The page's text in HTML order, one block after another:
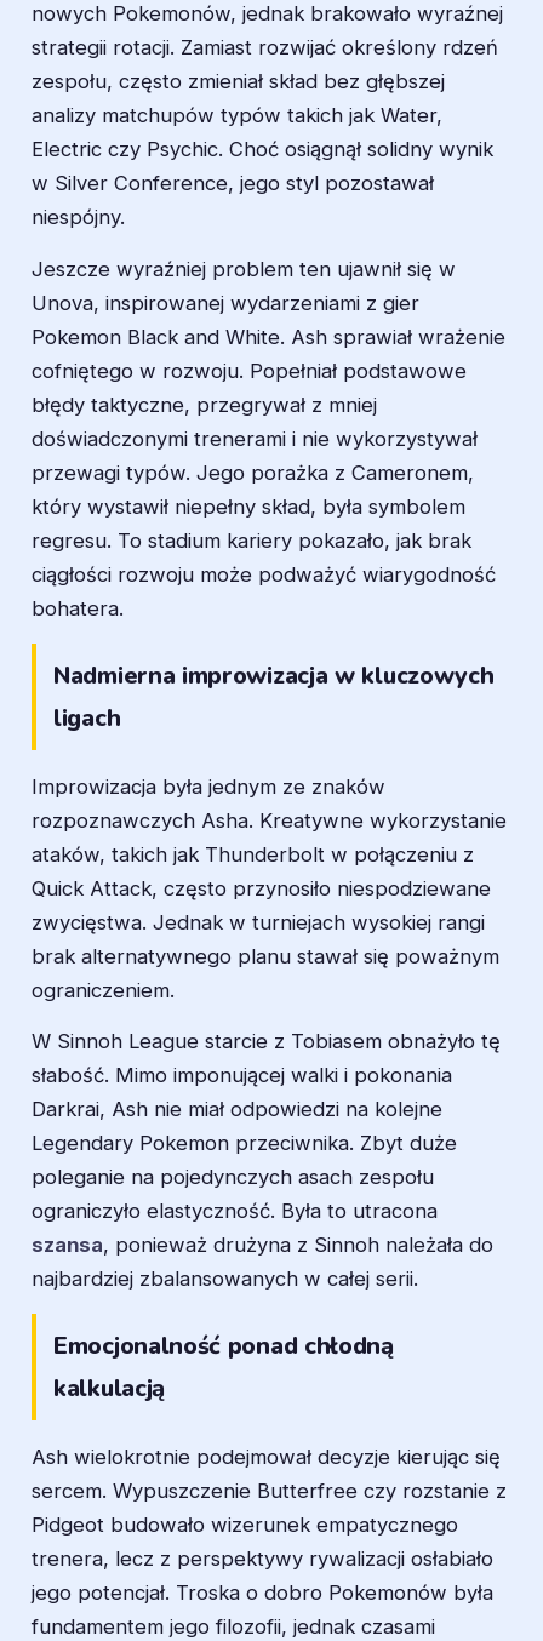
nowych Pokemonów, jednak brakowało wyraźnej
strategii rotacji. Zamiast rozwijać określony rdzeń
zespołu, często zmieniał skład bez głębszej
analizy matchupów typów takich jak Water,
Electric czy Psychic. Choć osiągnął solidny wynik
w Silver Conference, jego styl pozostawał
niespójny.
Jeszcze wyraźniej problem ten ujawnił się w
Unova, inspirowanej wydarzeniami z gier
Pokemon Black and White. Ash sprawiał wrażenie
cofniętego w rozwoju. Popełniał podstawowe
błędy taktyczne, przegrywał z mniej
doświadczonymi trenerami i nie wykorzystywał
przewagi typów. Jego porażka z Cameronem,
który wystawił niepełny skład, była symbolem
regresu. To stadium kariery pokazało, jak brak
ciągłości rozwoju może podważyć wiarygodność
bohatera.
Nadmierna improwizacja w kluczowych
ligach
Improwizacja była jednym ze znaków
rozpoznawczych Asha. Kreatywne wykorzystanie
ataków, takich jak Thunderbolt w połączeniu z
Quick Attack, często przynosiło niespodziewane
zwycięstwa. Jednak w turniejach wysokiej rangi
brak alternatywnego planu stawał się poważnym
ograniczeniem.
W Sinnoh League starcie z Tobiasem obnażyło tę
słabość. Mimo imponującej walki i pokonania
Darkrai, Ash nie miał odpowiedzi na kolejne
Legendary Pokemon przeciwnika. Zbyt duże
poleganie na pojedynczych asach zespołu
ograniczyło elastyczność. Była to utracona
szansa, ponieważ drużyna z Sinnoh należała do
najbardziej zbalansowanych w całej serii.
Emocjonalność ponad chłodną
kalkulacją
Ash wielokrotnie podejmował decyzje kierując się
sercem. Wypuszczenie Butterfree czy rozstanie z
Pidgeot budowało wizerunek empatycznego
trenera, lecz z perspektywy rywalizacji osłabiało
jego potencjał. Troska o dobro Pokemonów była
fundamentem jego filozofii, jednak czasami